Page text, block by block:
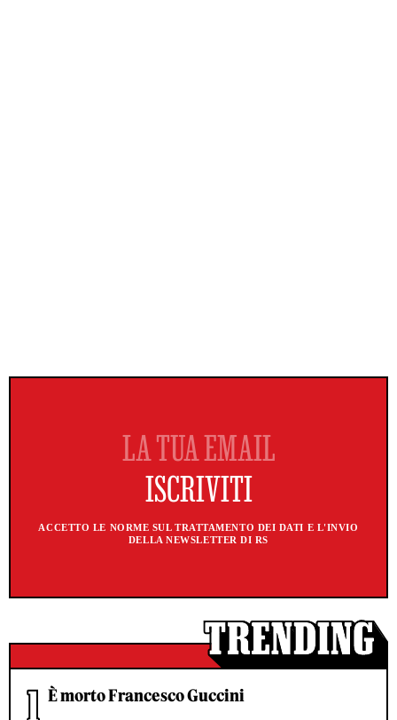
ACCETTO LE NORME SUL TRATTAMENTO DEI DATI E L'INVIO
DELLA NEWSLETTER DI RS
È morto Francesco Guccini